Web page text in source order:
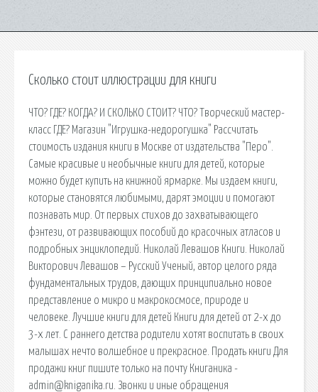
Сколько стоит иллюстрации для книги
ЧТО? ГДЕ? КОГДА? И СКОЛЬКО СТОИТ? ЧТО? Творческий мастер-
класс ГДЕ? Магазин "Игрушка-недорогушка" Рассчитать
стоимость издания книги в Москве от издательства "Перо".
Самые красивые и необычные книги для детей, которые
можно будет купить на книжной ярмарке. Мы издаем книги,
которые становятся любимыми, дарят эмоции и помогают
познавать мир. От первых стихов до захватывающего
фэнтези, от развивающих пособий до красочных атласов и
подробных энциклопедий. Николай Левашов Книги. Николай
Викторович Левашов – Русский Ученый, автор целого ряда
фундаментальных трудов, дающих принципиально новое
представление о микро и макрокосмосе, природе и
человеке. Лучшие книги для детей Книги для детей от 2-х до
3-х лет. С раннего детства родители хотят воспитать в своих
малышах нечто волшебное и прекрасное. Продать книги Для
продажи книг пишите только на почту Книганика -
admin@kniganika.ru. Звонки и иные обращения